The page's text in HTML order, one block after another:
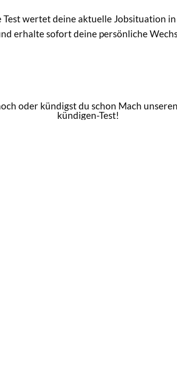
wertet deine aktuelle Jobsituation
erhalte sofort deine persönliche